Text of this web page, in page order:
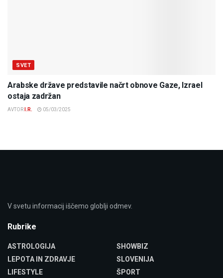
SVET
Arabske države predstavile načrt obnove Gaze, Izrael
ostaja zadržan
AVTOR I.R. 05/03/2025
V svetu informacij iščemo globlji odmev.
Rubrike
ASTROLOGIJA
LEPOTA IN ZDRAVJE
LIFESTYLE
SHOWBIZ
SLOVENIJA
ŠPORT